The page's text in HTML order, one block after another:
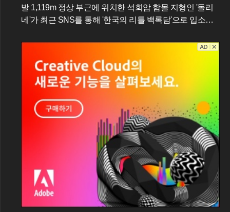
발 1,119m 정상 부근에 위치한 석회암 함몰 지형인 '돌리
네'가 최근 SNS를 통해 '한국의 리틀 백록담'으로 입소문
며들어 형성된 이 물웅덩이는 깊은 산속에서는 보기 드문
신비로운 경관을 연출한다. 특히 2026년 여름의 기록적인
폭염 속에서도 이곳은 섭씨 20도 안팎의 서늘한 기온을 유
지하며 피서객들에게 새로운 트레킹 성지로 급부상했다.